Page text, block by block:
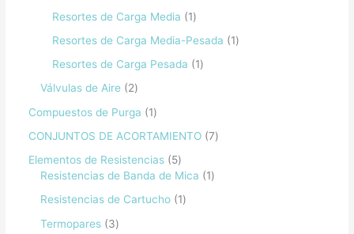
Resortes de Carga Media
1
Resortes de Carga Media-Pesada
1
Resortes de Carga Pesada
1
Válvulas de Aire
2
Compuestos de Purga
1
CONJUNTOS DE ACORTAMIENTO 7
Elementos de Resistencias
5
Resistencias de Banda de Mica
1
Resistencias de Cartucho
1
Termopares
3